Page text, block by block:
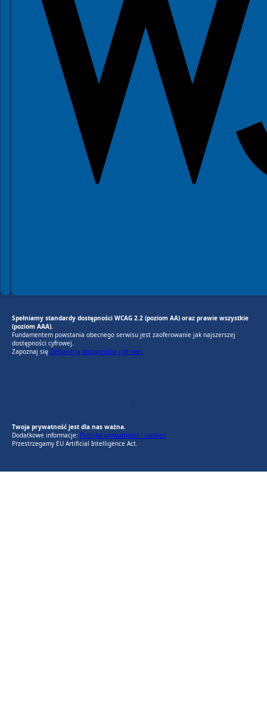
Spełniamy standardy dostępności WCAG 2.2 (poziom AA) oraz prawie wszystkie
(poziom AAA).
Fundamentem powstania obecnego serwisu jest zaoferowanie jak najszerszej
dostępności cyfrowej.
Zapoznaj się Deklaracją dostępności cyfrowej.
Twoja prywatność jest dla nas ważna.
Dodatkowe informacje: Polityka prywatności i cookies
Przestrzegamy EU Artificial Intelligence Act.